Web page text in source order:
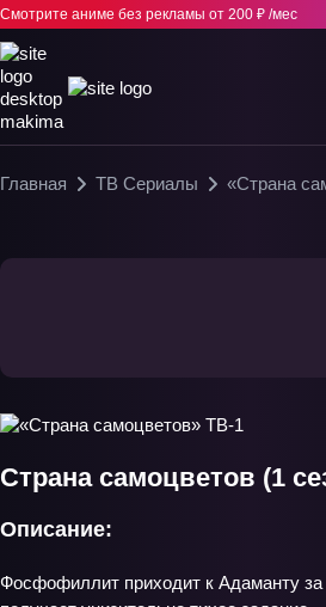
Смотрите аниме без рекламы от 200 ₽ /мес
Главная ТВ Сериалы «Страна
Страна самоцветов (1
Описание:
Фосфофиллит приходит к Адаманту